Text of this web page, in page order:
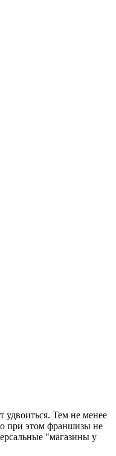
удвоиться. Тем не менее
при этом франшизы не
"магазины у